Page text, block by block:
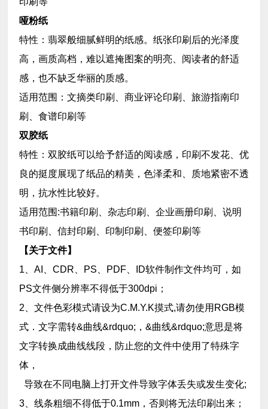
哑粉纸
特性：翡翠般细腻鲜明的纸感。纸张印刷后的光泽度
高，画质高档，难以遮掩图案的明亮、阅读者的舒适
感，也不缺乏华丽的质感。
适用范围：文摘类印刷、商业评论印刷、旅游指南印
刷、食谱印刷等
双胶纸
特性：双胶纸可以给予舒适的阅读感，印刷不发花、优
良的挺度展现了纸品的精美，色泽柔和、质地紧密不透
明，抗水性比较好。
适用范围:书籍印刷、杂志印刷、企业画册印刷、说明
书印刷、信封印刷、印制印刷、便签印刷等
【关于文件】
1、AI、CDR、PS、PDF、ID软件制作文件均可，如
PS文件侧分辨率不得低于300dpi；
2、文件色彩模式请设为C.M.Y.K摸式,请勿使用RGB模
式．文字需转&曲线&rdquo;，&曲线&rdquo;意思是将
文字转换成曲线线段，防止您的文件中使用了特殊字
体，
导致在不同电脑上打开文件导致字体丢失或发生变化;
3、线条粗细不得低于0.1mm，否则将无法印刷出来；